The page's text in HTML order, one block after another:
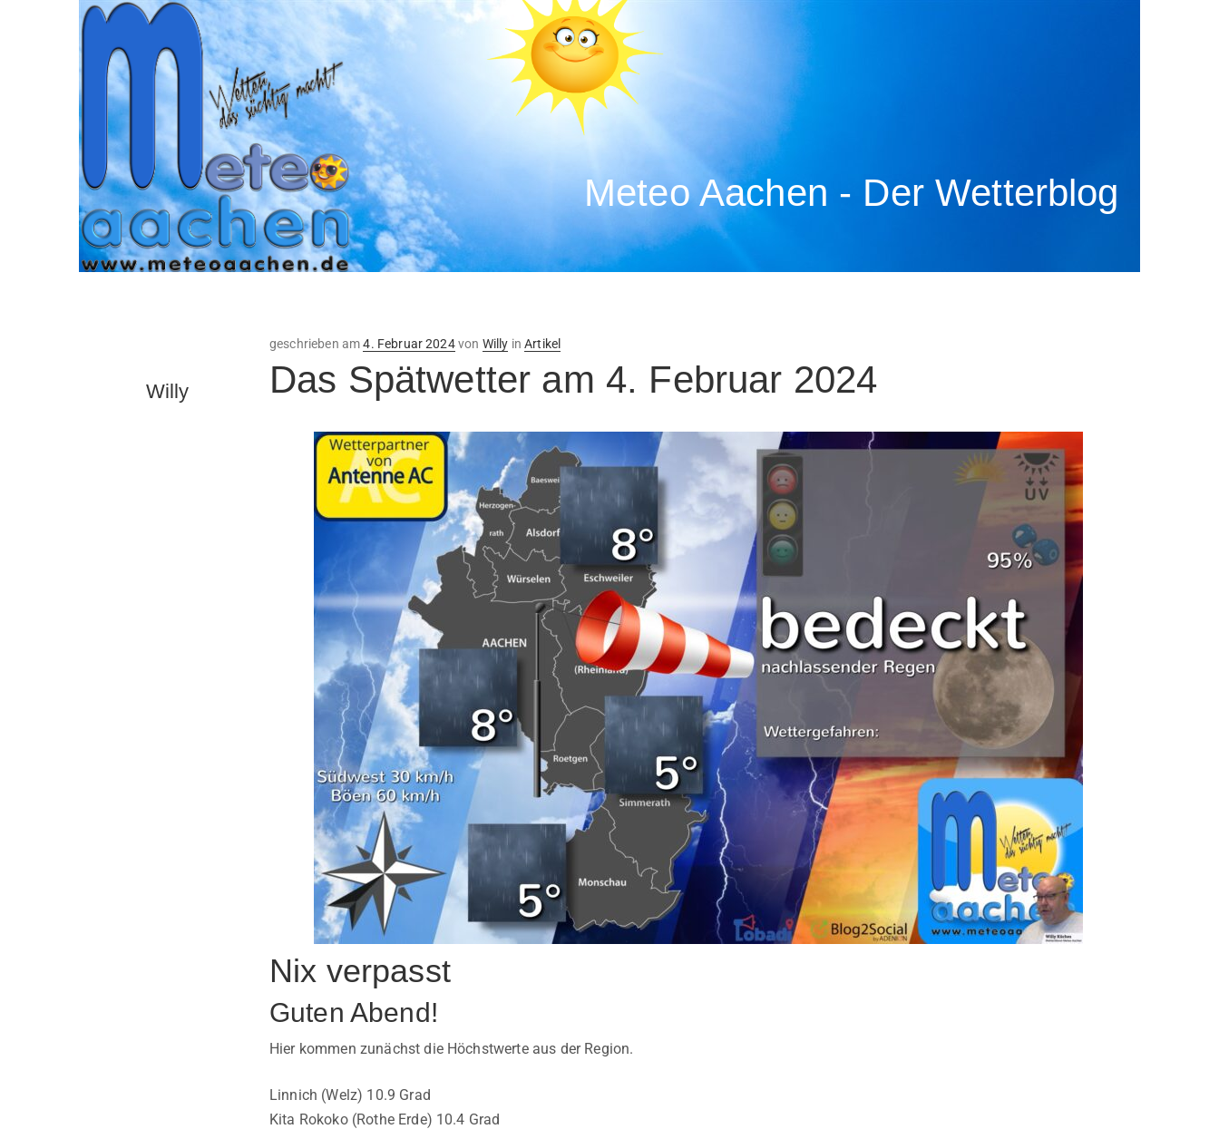
Meteo Aachen - Der Wetterblog
Willy
geschrieben amVeröffentlicht
am
4. Februar 2024von Willy inArtikel
Das Spätwetter am 4. Februar 2024
Nix verpasst
Guten Abend!
Hier kommen zunächst die Höchstwerte aus der Region.
Linnich (Welz) 10.9 Grad
Kita Rokoko (Rothe Erde) 10.4 Grad